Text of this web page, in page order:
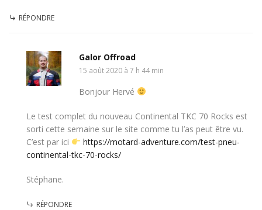
RÉPONDRE
Galor Offroad
15 août 2020 à 7 h 44 min
Bonjour Hervé
Le test complet du nouveau Continental TKC 70 Rocks est
sorti cette semaine sur le site comme tu l’as peut être vu.
C’est par ici
https://motard-adventure.com/test-pneu-
continental-tkc-70-rocks/
Stéphane.
RÉPONDRE